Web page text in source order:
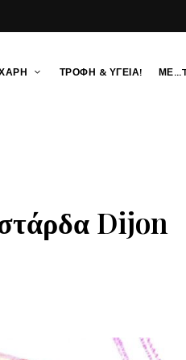
ΤΡΟΦΗ & ΥΓΕΙΑ!
Dijon